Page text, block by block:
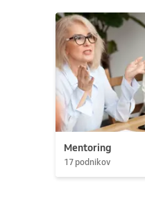
Mentoring
17 podnikov